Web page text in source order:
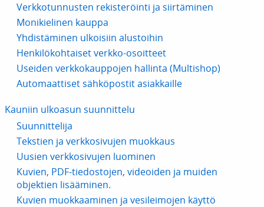
Verkkotunnusten rekisteröinti ja siirtäminen
Monikielinen kauppa
Yhdistäminen ulkoisiin alustoihin
Henkilökohtaiset verkko-osoitteet
Useiden verkkokauppojen hallinta (Multishop)
Automaattiset sähköpostit asiakkaille
Kauniin ulkoasun suunnittelu
Suunnittelija
Tekstien ja verkkosivujen muokkaus
Uusien verkkosivujen luominen
Kuvien, PDF-tiedostojen, videoiden ja muiden
objektien lisääminen.
Kuvien muokkaaminen ja vesileimojen käyttö